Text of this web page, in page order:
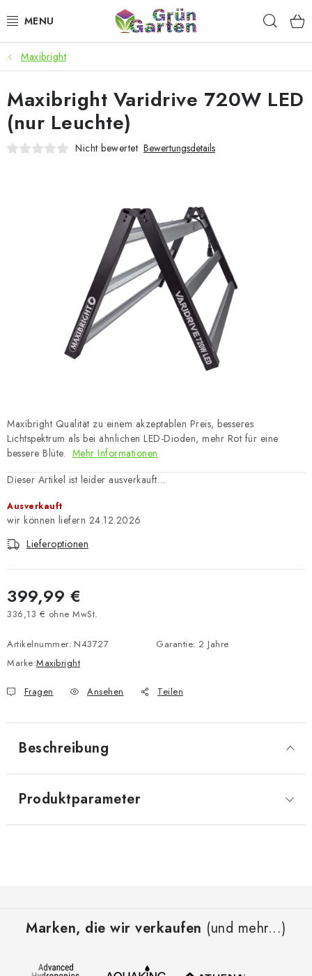
Inhalt
ANGEBOTE
LED PFLANZENLAMPEN
ANBAUBEDARF FÜR DEN HEIMANBAU
Geschäftsbewertung Kaufberatung AGB
Blog
Datenschutzerklärung Impressum
Maxibright
Maxibright Qualität zu einem akzeptablen Preis, besseres
Lichtspektrum als bei ähnlichen LED-Dioden, mehr Rot für eine
bessere Blüte. Mehr Informationen
Dieser Artikel ist leider ausverkauft…
Ausverkauft
24.12.2026
Lieferoptionen
399,99 €
336,13 € ohne MwSt.
Artikelnummer: N43727
Marke:Maxibright
Garantie: 2 Jahre
Fragen Ansehen Teilen
Maxibright Varidrive 720W LED
(nur Leuchte)
Nicht bewertet Bewertungsdetails
Beschreibung
Produktparameter
Marken, die wir verkaufen (und mehr...)